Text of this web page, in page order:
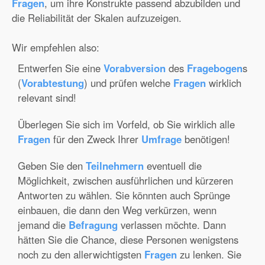
Fragen, um ihre Konstrukte passend abzubilden und
die Reliabilität der Skalen aufzuzeigen.
Wir empfehlen also:
Entwerfen Sie eine Vorabversion des Fragebogens
(Vorabtestung) und prüfen welche Fragen wirklich
relevant sind!
Überlegen Sie sich im Vorfeld, ob Sie wirklich alle
Fragen für den Zweck Ihrer Umfrage benötigen!
Geben Sie den Teilnehmern eventuell die
Möglichkeit, zwischen ausführlichen und kürzeren
Antworten zu wählen. Sie könnten auch Sprünge
einbauen, die dann den Weg verkürzen, wenn
jemand die Befragung verlassen möchte. Dann
hätten Sie die Chance, diese Personen wenigstens
noch zu den allerwichtigsten Fragen zu lenken. Sie